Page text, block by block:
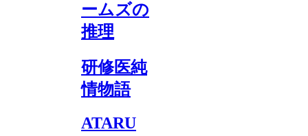
ームズの
推理
研修医純
情物語
ATARU